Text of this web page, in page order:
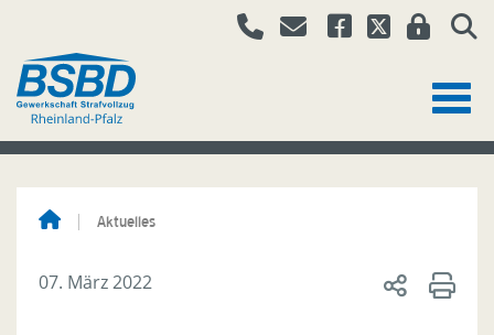
Aktuelles
07. März 2022